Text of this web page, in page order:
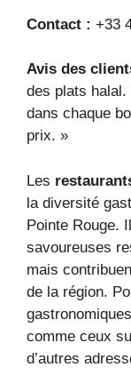
Contact : +33
Avis des
des plats
dans chaque
prix. »
Les
la diversité
Pointe Rouge.
savoureuses
mais
de la région.
comme ceux
d’autres